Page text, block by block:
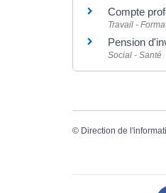
Compte
Travail -
Pension
Social - Santé
© Direction de